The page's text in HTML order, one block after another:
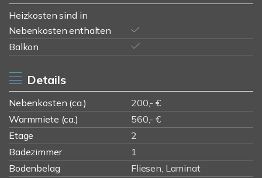
Heizkosten sind in
Nebenkosten enthalten
Balkon
Details
Nebenkosten (ca.)
200,- €
Warmmiete (ca.)
560,- €
Etage
2
Badezimmer
1
Bodenbelag
Fliesen, Laminat